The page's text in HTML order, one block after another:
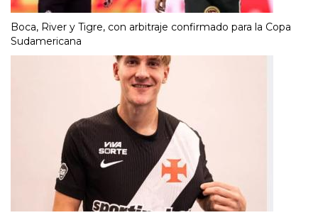
Boca, River y Tigre, con arbitraje confirmado para la Copa
Sudamericana